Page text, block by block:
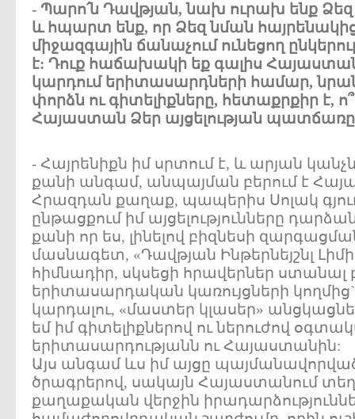
- Պարո՛ն Դավթյան, նախ ուրախ ենք
և հպարտ ենք, որ Ձեզ նման հայրենակից
միջազգային ճանաչում ունեցող
է: Դուք հաճախակի եք գալիս
կարդում երիտասարդների համար,
փորձն ու գիտելիքները, հետաքրքիր է,
Հայաստան Ձեր այցելության
- Հայրենիքն իմ սրտում է, և արյան
քանի անգամ, անպայման բերում է
Հրազդան քաղաք, պապերիս Սոլակ
ընթացքում իմ այցելությունները
քանի որ ես, լինելով բիզնեսի
մասնագետ, «Դավթյան Ինթերնեյշնլ
հիմնադիր, սկսեցի հրավերներ ստանալ
երիտասարդական կառույցների
կարդալու, «մաստեր կլասեր»
եմ իմ գիտելիքներով ու ներուժով
երիտասարդությանն ու Հայաստանին:
Այս անգամ ևս իմ այցը
ծրագրերով, սակայն Հայաստանում
քաղաքական վերջին